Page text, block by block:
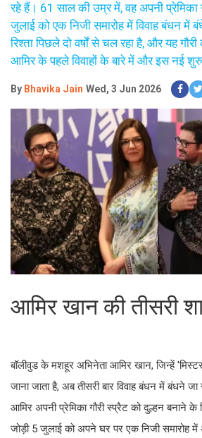
रहे हैं। 61 साल की उम्र में, वह अपनी प्रेमिका
जुलाई को एक निजी समारोह में विवाह बंधन में
रिश्ता पिछले दो वर्षों से चल रहा है, और यह
आमिर के पहले विवाहों के बारे में और इस नई
By Bhavika Jain Wed, 3 Jun 2026
आमिर खान की तीसरी
बॉलीवुड के मशहूर अभिनेता आमिर खान, जिन्हें
जाना जाता है, अब तीसरी बार विवाह बंधन में बंधने
आमिर अपनी प्रेमिका गौरी स्प्रैट को दुल्हन बनाने के
जोड़ी 5 जुलाई को अपने घर पर एक निजी समारोह